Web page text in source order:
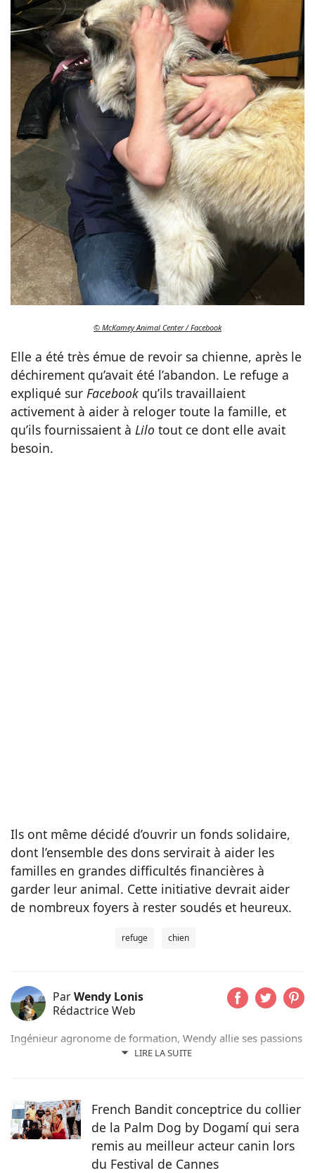
© McKamey Animal Center / Facebook
Elle a été très émue de revoir sa chienne, après le
déchirement qu’avait été l’abandon. Le refuge a
expliqué sur Facebook qu’ils travaillaient
activement à aider à reloger toute la famille, et
qu’ils fournissaient à Lilo tout ce dont elle avait
besoin.
Ils ont même décidé d’ouvrir un fonds solidaire,
dont l’ensemble des dons servirait à aider les
familles en grandes difficultés financières à
garder leur animal. Cette initiative devrait aider
de nombreux foyers à rester soudés et heureux.
refuge chien
ParWendy Lonis
Rédactrice Web
LIRE LA SUITE
Ingénieur agronome de formation, Wendy allie ses passions
pour les mots et les animaux en écrivant pour Pets-dating.
australien, des poules et même des pigeons voyageurs !
French Bandit conceptrice du collier
de la Palm Dog by Dogamí qui sera
remis au meilleur acteur canin lors
du Festival de Cannes